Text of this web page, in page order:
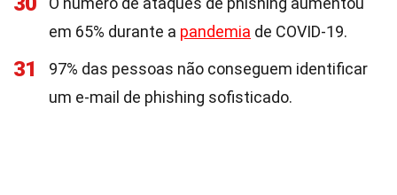
em 65% durante a pandemia de COVID-19.
31
97% das pessoas não conseguem identificar
um e-mail de phishing sofisticado.